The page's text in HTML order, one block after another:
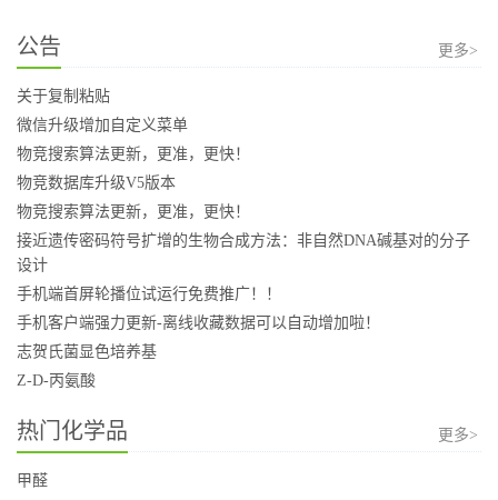
公告 更多>
关于复制粘贴
微信升级增加自定义菜单
物竞搜索算法更新，更准，更快！
物竞数据库升级V5版本
物竞搜索算法更新，更准，更快！
接近遗传密码符号扩增的生物合成方法：非自然DNA碱基对的分子
设计
手机端首屏轮播位试运行免费推广！！
手机客户端强力更新-离线收藏数据可以自动增加啦！
志贺氏菌显色培养基
Z-D-丙氨酸
热门化学品 更多>
甲醛